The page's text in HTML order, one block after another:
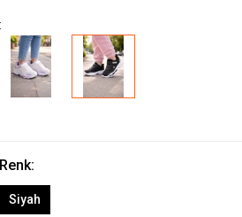
:
Renk:
Siyah